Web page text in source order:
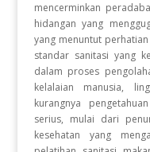
mencerminkan
hidangan yang
yang menuntut
standar sanitasi yang
dalam proses
kelalaian manusia,
kurangnya
serius, mulai dari
kesehatan yang